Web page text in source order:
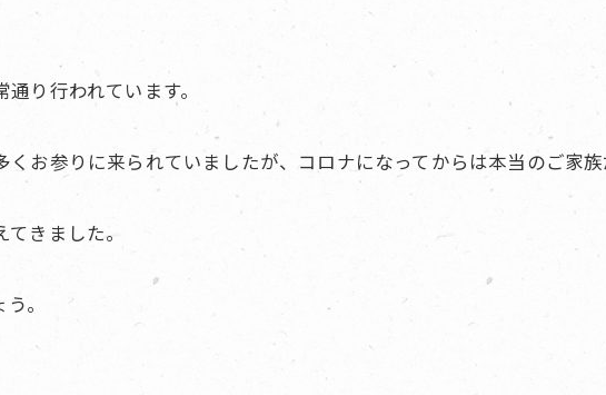
り行われています。
お参りに来られていましたが、コロナになってからは本当のご家族
きました。
。